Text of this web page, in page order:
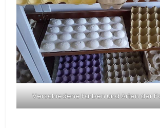
Verschiedene Farben und Arten der